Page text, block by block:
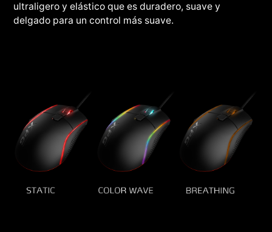
ultraligero y elástico que es duradero, suave y
delgado para un control más suave.